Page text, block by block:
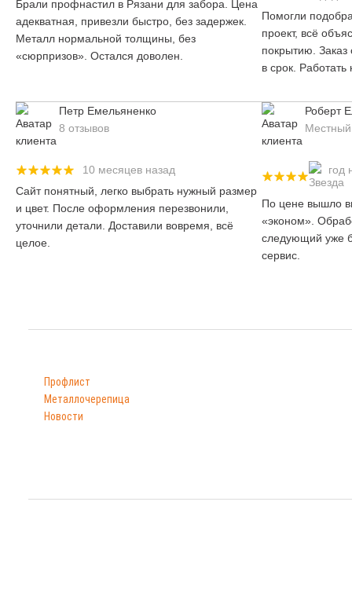
Брали профнастил в Рязани для забора. Цена
адекватная, привезли быстро, без задержек.
Металл нормальной толщины, без
«сюрпризов». Остался доволен.
Помогли
проект, всё
покрытию.
в срок.
Петр Емельяненко
8 отзывов
10 месяцев назад
Сайт понятный, легко выбрать нужный размер
и цвет. После оформления перезвонили,
уточнили детали. Доставили вовремя, всё
целое.
Роберт
Местный
год
По цене вышло
«эконом».
следующий уже
сервис.
Профлист
Металлочерепица
Новости